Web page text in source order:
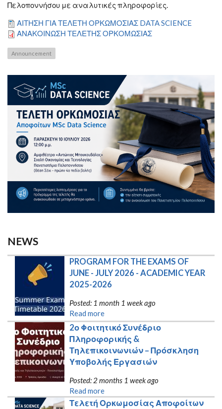
Πελοποννήσου με αναλυτικές πληροφορίες.
ΑΙΤΗΣΗ ΓΙΑ ΤΕΛΕΤΗ ΟΡΚΩΜΟΣΙΑΣ DATA SCIENCE
ΑΝΑΚΟΙΝΩΣΗ ΤΕΛΕΤΗΣ ΟΡΚΟΜΩΣΙΑΣ
Announcement
NEWS
PROGRAM FOR THE EXAMS OF
JUNE - JULY 2026 - ACADEMIC YEAR
2025-2026
Posted: 1 month 1 week ago
Read more
2ο Φοιτητικό Συνέδριο
Πληροφορικής &
Τηλεπικοινωνιών – Πρόσκληση
Υποβολής Εργασιών
Posted: 2 months 1 week ago
Read more
Τελετή Ορκωμοσίας Αποφοίτων